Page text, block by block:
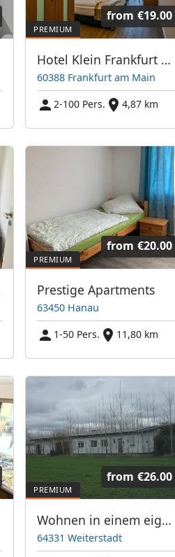
from €19.00
Hotel Klein Frankfurt Ost
60388 Frankfurt am Main
2-100 Pers.
4,87 km
from €20.00
Prestige Apartments
63450 Hanau
1-50 Pers.
11,80 km
from €26.00
Wohnen in einem eigenen Haus
64331 Weiterstadt